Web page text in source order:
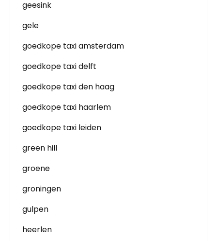
geesink
gele
goedkope taxi amsterdam
goedkope taxi delft
goedkope taxi den haag
goedkope taxi haarlem
goedkope taxi leiden
green hill
groene
groningen
gulpen
heerlen